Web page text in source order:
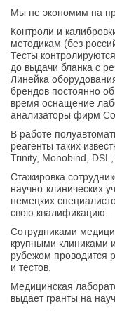
Мы не экономим на
Контроли и
методикам (без
Тесты
до выдачи бланка с
Линейка
брендов постоянно
время оснащение
анализаторы фирм
В работе
реагенты таких
Trinity, Monobind,
Стажировка
научно-клинических
немецких
свою квалификацию.
Сотрудниками
крупными клиниками
рубежом проводится
и тестов.
Медицинская
выдает гранты на